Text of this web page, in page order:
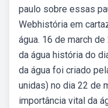
paulo sobre essas
Webhistória em
água. 16 de march
da água história do
da água foi criado
unidas) no dia 22 de
importância vital da